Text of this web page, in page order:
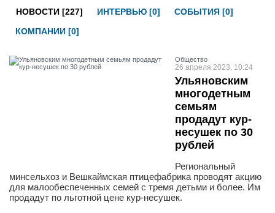
НОВОСТИ [227] ИНТЕРВЬЮ [0]
СОБЫТИЯ [0]
КОМПАНИИ [0]
Общество
26 апреля 2023, 10:24
Ульяновским
многодетным
семьям
продадут кур-
несушек по 30
рублей
Региональный
минсельхоз и Вешкаймская птицефабрика проводят акцию
для малообеспеченных семей с тремя детьми и более. Им
продадут по льготной цене кур-несушек.